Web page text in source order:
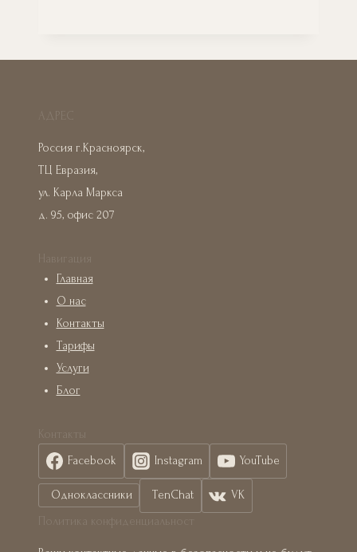
Россия г.Красноярск,
ТЦ Евразия,
ул. Карла Маркса
д. 95, офис 207
Навигация
Главная
О нас
Контакты
Тарифы
Услуги
Блог
Контакты
Facebook
Instagram YouTube
Одноклассники TenChat
VK
Политика конфиденциальност